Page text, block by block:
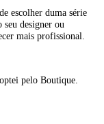
escolher duma série
designer ou
mais profissional.
pelo Boutique.